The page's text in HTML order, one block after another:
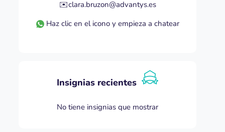
✉️clara.bruzon@advantys.es
Haz clic en el icono y empieza a chatear
Insignias recientes
No tiene insignias que mostrar